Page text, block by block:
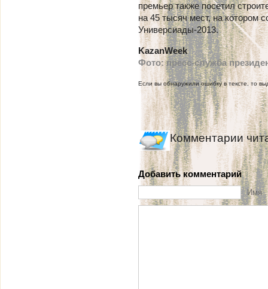
премьер также посетил
на 45 тысяч мест, на котором
Универсиады-2013.
KazanWeek
Фото: пресс-служба
Если вы обнаружили ошибку в тексте, то
Комментарии
Добавить комментарий
Имя